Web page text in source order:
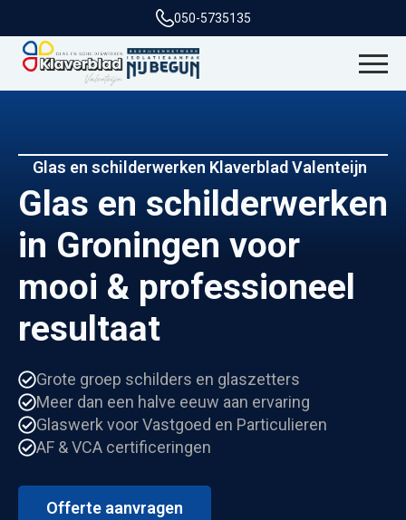
050-5735135
Glas en schilderwerken Klaverblad Valenteijn
Glas en schilderwerken
in Groningen voor
mooi & professioneel
resultaat
Grote groep schilders en glaszetters
Meer dan een halve eeuw aan ervaring
Glaswerk voor Vastgoed en Particulieren
AF & VCA certificeringen
Offerte aanvragen